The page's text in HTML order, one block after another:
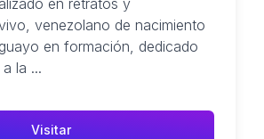
en retratos y
venezolano de nacimiento
en formación, dedicado
la ...
Visitar